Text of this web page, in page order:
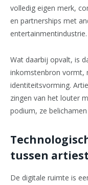
volledig eigen merk,
en partnerships met
entertainmentindustrie.
Wat daarbij opvalt, is
inkomstenbron vormt,
identiteitsvorming.
zingen van het louter
podium, ze
tussen
De digitale ruimte is